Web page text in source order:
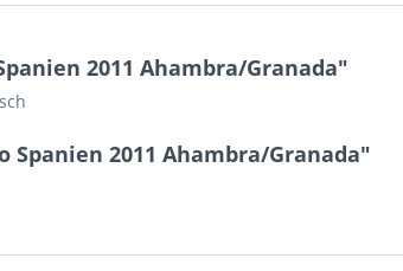
2011 Ahambra/Granada"
2011 Ahambra/Granada"